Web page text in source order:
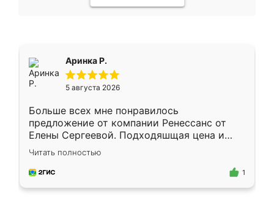
Аринка Р.
5 августа 2026
Больше всех мне понравилось
предложение от компании Ренессанс от
Елены Сергеевой. Подходяшщая цена и
короткие сроки изготовления. Приехавший
для замера сотрудник Владислав
предложил по моему эскизу самый
Читать полностью
1